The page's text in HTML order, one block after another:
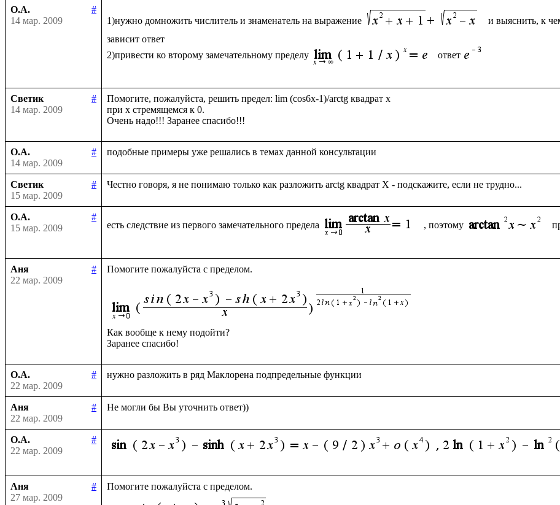
О.А.
#
14 мар. 2009
1)нужно домножить числитель и знаменатель на выражение и выяснить, к
зависит ответ
2)привести ко второму замечательному пределу
ответ
Светик
#
14 мар. 2009
Помогите, пожалуйста, решить предел: lim (cos6x-1)/arctg квадрат x
при х стремящемся к 0.
О.А.
#
14 мар. 2009
Светик
#
15 мар. 2009
О.А.
#
15 мар. 2009
есть следствие из первого замечательного предела , поэтому
Аня
#
22 мар. 2009
Помогите пожалуйста с пределом.
Как вообще к нему подойти?
О.А.
#
22 мар. 2009
Аня
#
22 мар. 2009
О.А.
#
22 мар. 2009
Аня
#
27 мар. 2009